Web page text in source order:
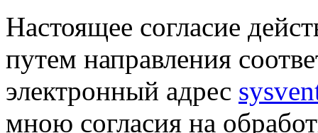
Настоящее согласие
путем направления
электронный адрес
мною согласия на